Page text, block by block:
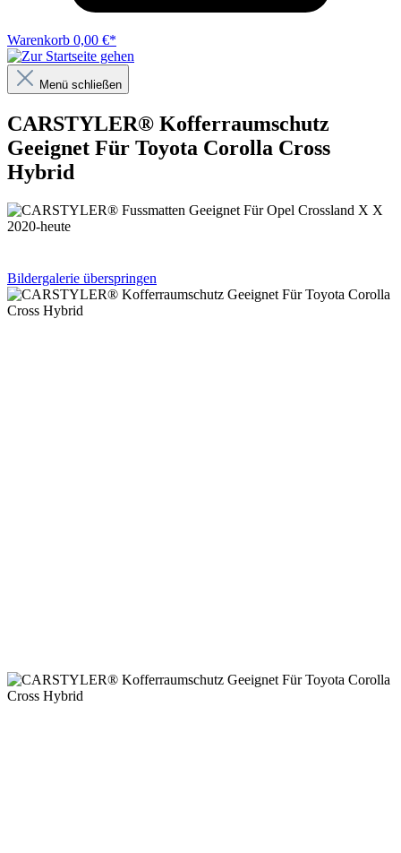
Warenkorb 0,00 €*
Menü schließen
CARSTYLER® Kofferraumschutz
Geeignet Für Toyota Corolla Cross
Hybrid
Bildergalerie überspringen